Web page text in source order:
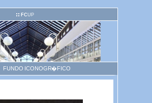
FCUP
FUNDO ICONOGR�FICO